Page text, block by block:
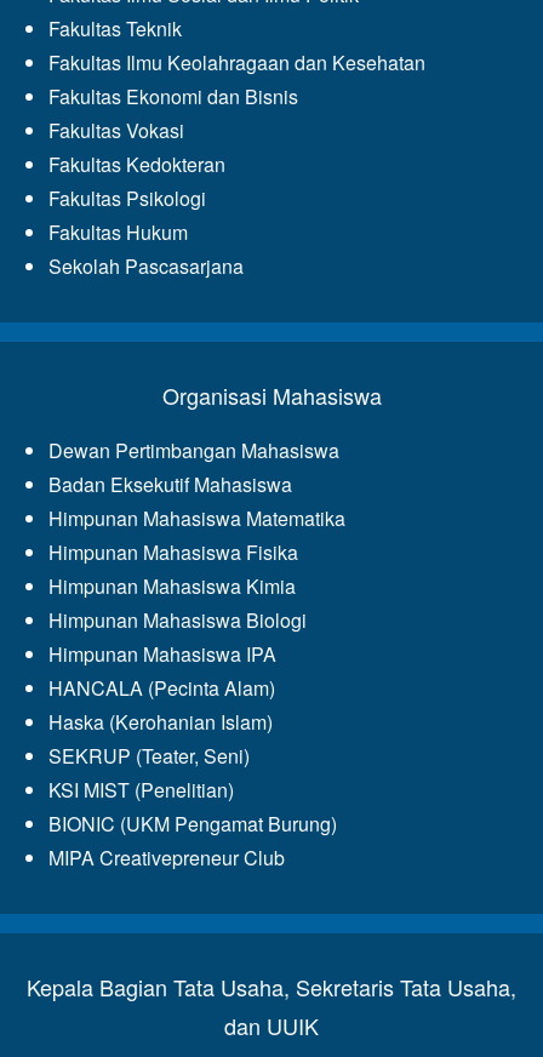
Fakultas Teknik
Fakultas Ilmu Keolahragaan dan Kesehatan
Fakultas Ekonomi dan Bisnis
Fakultas Vokasi
Fakultas Kedokteran
Fakultas Psikologi
Fakultas Hukum
Sekolah Pascasarjana
Organisasi Mahasiswa
Dewan Pertimbangan Mahasiswa
Badan Eksekutif Mahasiswa
Himpunan Mahasiswa Matematika
Himpunan Mahasiswa Fisika
Himpunan Mahasiswa Kimia
Himpunan Mahasiswa Biologi
Himpunan Mahasiswa IPA
HANCALA (Pecinta Alam)
Haska (Kerohanian Islam)
SEKRUP (Teater, Seni)
KSI MIST (Penelitian)
BIONIC (UKM Pengamat Burung)
MIPA Creativepreneur Club
Kepala Bagian Tata Usaha, Sekretaris Tata Usaha,
dan UUIK